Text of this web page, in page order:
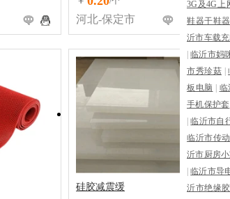
河北-保定市
硅胶减震缓
3G及4G上
鞋器干鞋器
沂市车载
临沂市妈
市秀珍菇
板电脑
临
手机保护套
临沂市自
临沂市传
沂市厨房
临沂市导
沂市绝缘胶